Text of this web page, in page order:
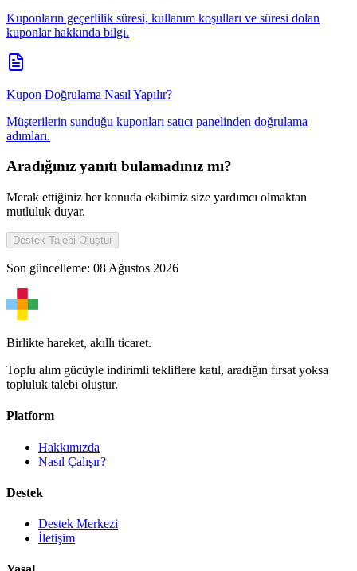
Kuponların geçerlilik süresi, kullanım koşulları ve süresi dolan
kuponlar hakkında bilgi.
Kupon Doğrulama Nasıl Yapılır?
Müşterilerin sunduğu kuponları satıcı panelinden doğrulama
adımları.
Aradığınız yanıtı bulamadınız mı?
Merak ettiğiniz her konuda ekibimiz size yardımcı olmaktan
mutluluk duyar.
Destek Talebi Oluştur
Son güncelleme: 08 Ağustos 2026
Birlikte hareket, akıllı ticaret.
Toplu alım gücüyle indirimli tekliflere katıl, aradığın fırsat yoksa
topluluk talebi oluştur.
Platform
Hakkımızda
Nasıl Çalışır?
Destek
Destek Merkezi
İletişim